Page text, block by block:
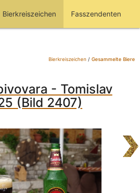
Bierkreiszeichen Fasszendenten
Bierkreiszeichen / Gesammelte Biere
- Tomislav
(Bild 2407)